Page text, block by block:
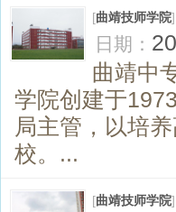
[曲靖技师学院]
日期：
曲靖中
学院创建于
局主管，以培
校。...
[曲靖技师学院]